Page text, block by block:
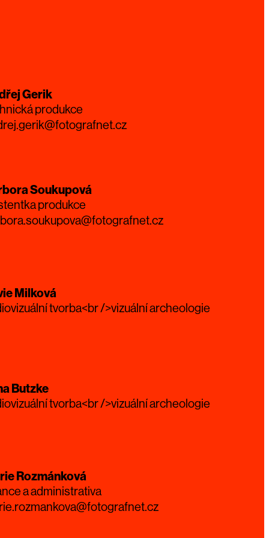
Gerik
produkce
Soukupová
produkce
Milková
tvorba<br />vizuální archeologie
Butzke
tvorba<br />vizuální archeologie
Rozmánková
a administrativa